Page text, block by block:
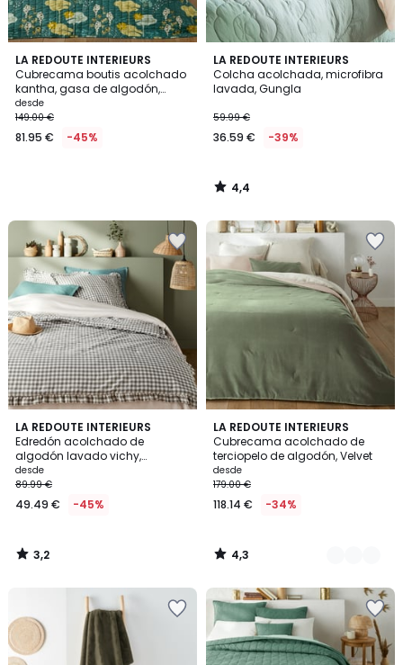
LA REDOUTE INTERIEURS
Cubrecama boutis acolchado
kantha, gasa de algodón,
SONG
desde
149.00 €
81.95 € -45%
LA REDOUTE INTERIEURS
Colcha acolchada, microfibra
lavada, Gungla
59.99 €
36.59 € -39%
4,4
/ 5
4,4
/
LA REDOUTE INTERIEURS
Edredón acolchado de
algodón lavado vichy,
Georgette
desde
89.99 €
49.49 € -45%
3,2
/ 5
3,2
/
LA REDOUTE INTERIEURS
Cubrecama acolchado de
terciopelo de algodón, Velvet
desde
179.00 €
118.14 € -34%
4,3
/ 5
7
Colores
4,3
/